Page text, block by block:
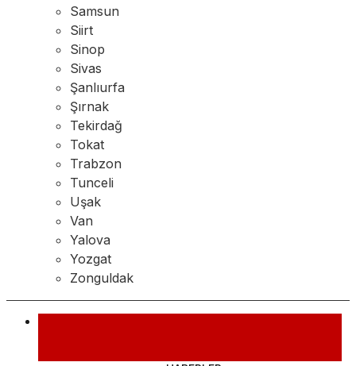
Samsun
Siirt
Sinop
Sivas
Şanlıurfa
Şırnak
Tekirdağ
Tokat
Trabzon
Tunceli
Uşak
Van
Yalova
Yozgat
Zonguldak